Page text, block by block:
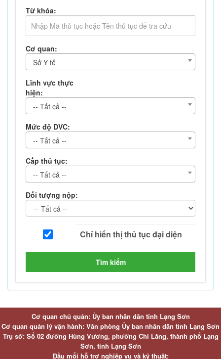
Từ khóa:
Cơ quan:
Sở Y tế
Lĩnh vực thực
hiện:
-- Tất cả --
Mức độ DVC:
-- Tất cả --
Cấp thủ tục:
-- Tất cả --
Đối tượng nộp:
Tìm kiếm
Cơ quan chủ quản: Ủy ban nhân dân tỉnh Lạng Sơn
Cơ quan quản lý vận hành: Văn phòng Ủy ban nhân dân tỉnh Lạng Sơn
Trụ sở: Số 02 đường Hùng Vương, phường Chi Lăng, thành phố Lạng
Sơn, tỉnh Lạng Sơn
Đầu mối hỗ trợ nghiệp vụ và kỹ thuật: